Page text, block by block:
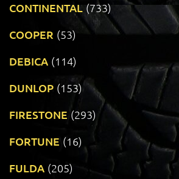
CONTINENTAL (733)
COOPER (53)
DEBICA (114)
DUNLOP (153)
FIRESTONE (293)
FORTUNE (16)
FULDA (205)